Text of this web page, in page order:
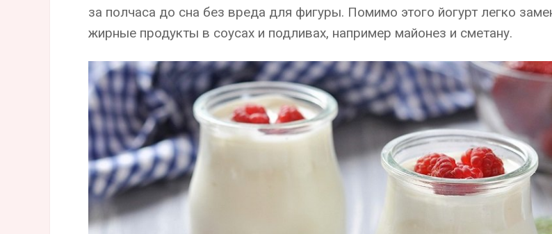
за полчаса до сна без вреда для фигуры. Помимо этого йогурт легко
жирные продукты в соусах и подливах, например майонез и сметану.